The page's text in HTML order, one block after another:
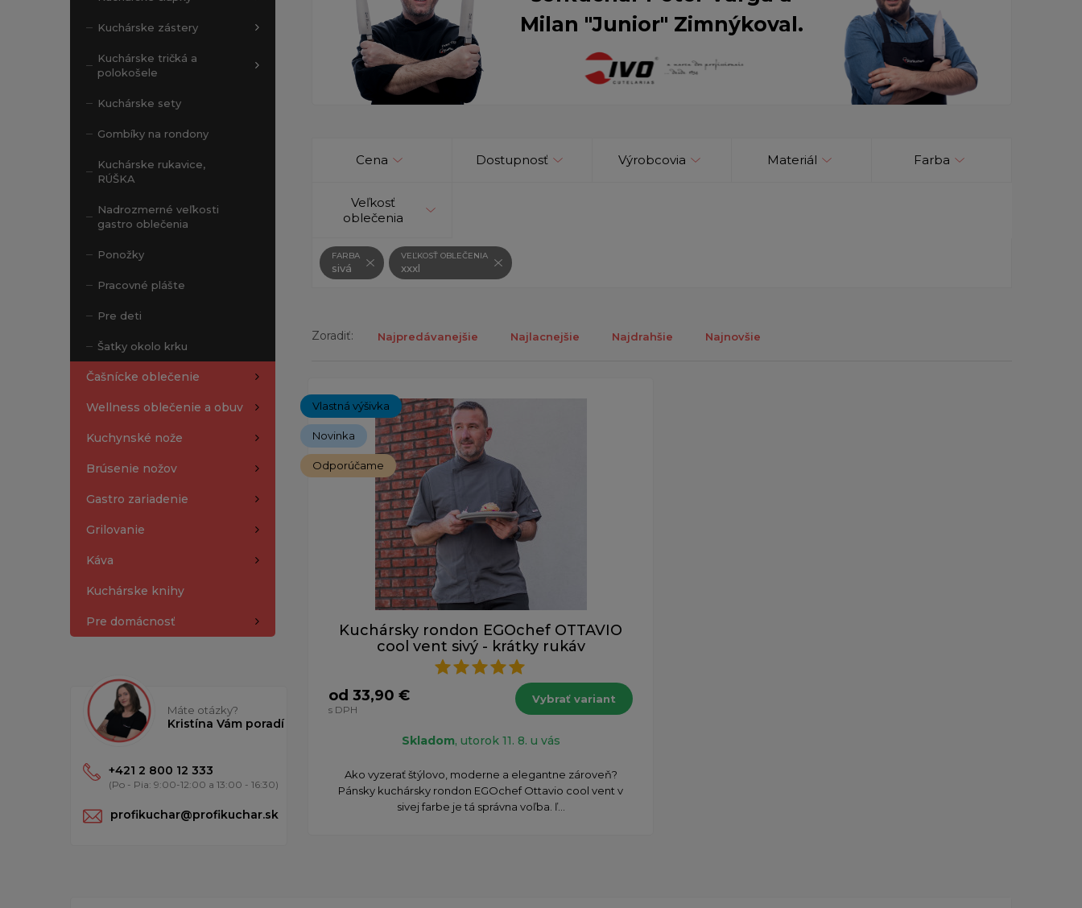
Kuchárske zástery
Kuchárske tričká a
polokošele
Kuchárske sety
Gombíky na rondony
Kuchárske rukavice,
RÚŠKA
Nadrozmerné veľkosti
gastro oblečenia
Ponožky
Pracovné plášte
Pre deti
Šatky okolo krku
Čašnícke oblečenie
Wellness oblečenie a obuv
Kuchynské nože
Brúsenie nožov
Gastro zariadenie
Grilovanie
Káva
Kuchárske knihy
Pre domácnosť
Máte otázky?
Kristína Vám poradí
+421 2 800 12 333
(Po - Pia: 9:00-12:00 a 13:00 - 16:30)
profikuchar@profikuchar.sk
Milan "Junior" Zimnýkoval.
Cena Dostupnosť Výrobcovia Materiál Farba
Veľkosť
oblečenia
FARBA
sivá
VEĽKOSŤ OBLEČENIA
xxxl
Zoradiť: Najpredávanejšie Najlacnejšie Najdrahšie Najnovšie
Vlastná výšivka
Novinka
Odporúčame
Kuchársky rondon EGOchef OTTAVIO
cool vent sivý - krátky rukáv
od 33,90 €
s DPH
Vybrať variant
Skladom, utorok 11. 8. u vás
Ako vyzerať štýlovo, moderne a elegantne zároveň?
Pánsky kuchársky rondon EGOchef Ottavio cool vent v
sivej farbe je tá správna voľba. ľ...